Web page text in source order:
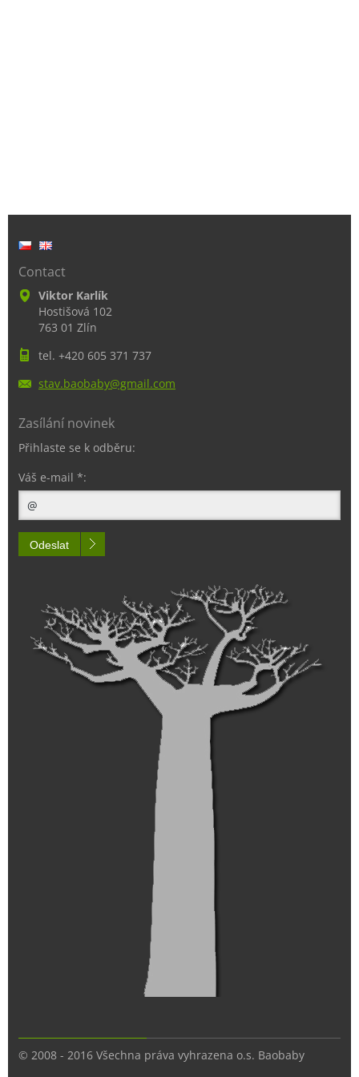
Contact
Viktor Karlík
Hostišová 102
763 01 Zlín
tel. +420 605 371 737
stav.baobaby@gmail.com
Zasílání novinek
Přihlaste se k odběru:
Váš e-mail *:
Odeslat
© 2008 - 2016 Všechna práva vyhrazena o.s. Baobaby